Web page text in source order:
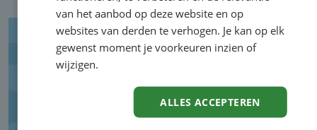
van het aanbod op deze website en op
websites van derden te verhogen. Je kan op elk
gewenst moment je voorkeuren inzien of
wijzigen.
ALLES ACCEPTEREN